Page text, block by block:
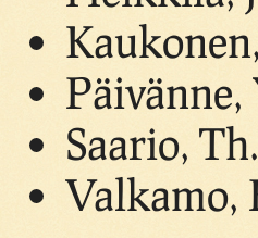
Saario,
Valkamo,